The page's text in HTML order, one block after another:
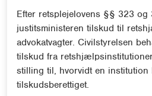
Efter retsplejelovens §§ 323 og
justitsministeren tilskud til
advokatvagter. Civilstyrelsen
tilskud fra
stilling til, hvorvidt en institution
tilskudsberettiget.